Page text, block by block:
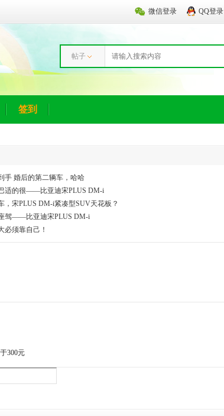
微信登录 QQ登录
帖子
签到
手 婚后的第二辆车，哈哈
适的很——比亚迪宋PLUS DM-i
，宋PLUS DM-i紧凑型SUV天花板？
驾——比亚迪宋PLUS DM-i
必须靠自己！
300元